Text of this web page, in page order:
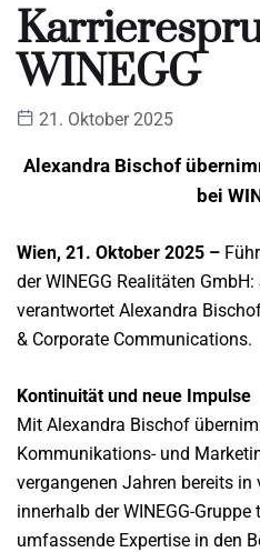
WINEGG
21. Oktober 2025
Alexandra Bischof
bei
Wien, 21. Oktober 2025 –
der WINEGG Realitäten
verantwortet Alexandra
& Corporate Communications.
Kontinuität und neue Impulse
Mit Alexandra Bischof
Kommunikations- und
vergangenen Jahren bereits in
innerhalb der WINEGG-
umfassende Expertise in den